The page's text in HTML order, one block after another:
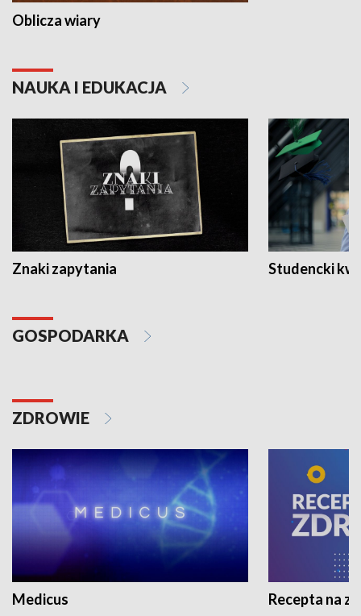
Oblicza wiary
NAUKA I EDUKACJA
Znaki zapytania Studencki
GOSPODARKA
ZDROWIE
Medicus Recepta na